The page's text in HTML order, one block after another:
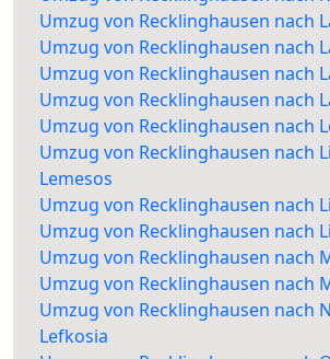
Umzug von Recklinghausen nach
Umzug von Recklinghausen nach
Umzug von Recklinghausen nach
Umzug von Recklinghausen nach
Umzug von Recklinghausen nach
Umzug von Recklinghausen nach
Lemesos
Umzug von Recklinghausen nach
Umzug von Recklinghausen nach
Umzug von Recklinghausen nach
Umzug von Recklinghausen nach
Umzug von Recklinghausen nach
Lefkosia